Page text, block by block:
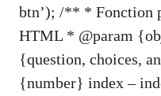
btn’); /** * Fonction
HTML * @param
{question, choices,
{number} index –